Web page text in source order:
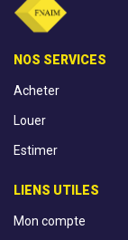
NOS SERVICES
Acheter
Louer
Estimer
LIENS UTILES
Mon compte